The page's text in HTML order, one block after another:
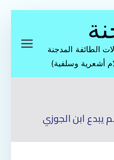
الطائفة المدجنة
أشعرية وسلفية)
ابن الجوزي